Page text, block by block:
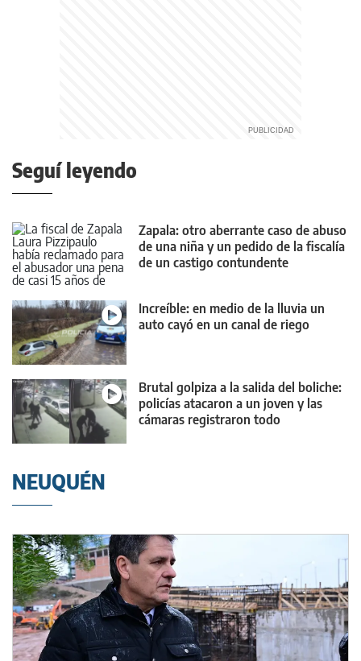
Seguí leyendo
Zapala: otro aberrante caso de abuso
de una niña y un pedido de la fiscalía
de un castigo contundente
Increíble: en medio de la lluvia un
auto cayó en un canal de riego
Brutal golpiza a la salida del boliche:
policías atacaron a un joven y las
cámaras registraron todo
NEUQUÉN